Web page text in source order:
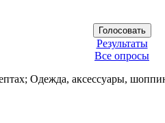
Результаты
Все опросы
Одежда, аксессуары,